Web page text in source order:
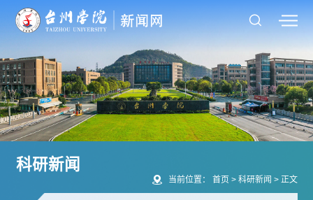
科研新闻
当前位置： 首页> 科研新闻 > 正文